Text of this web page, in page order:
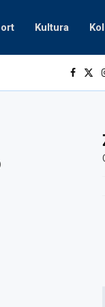
Kultura